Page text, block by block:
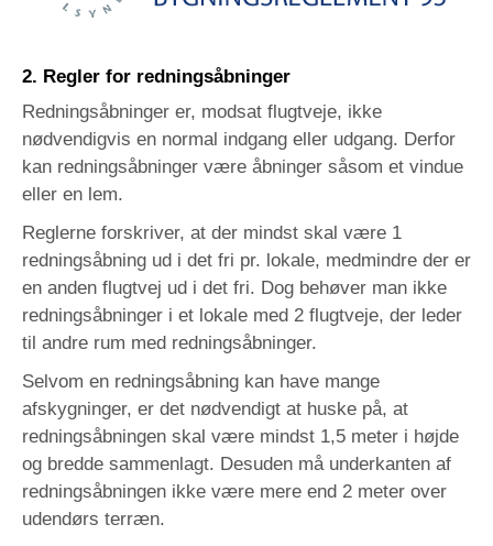
2. Regler for redningsåbninger
Redningsåbninger er, modsat flugtveje, ikke
nødvendigvis en normal indgang eller udgang. Derfor
kan redningsåbninger være åbninger såsom et vindue
eller en lem.
Reglerne forskriver, at der mindst skal være 1
redningsåbning ud i det fri pr. lokale, medmindre der er
en anden flugtvej ud i det fri. Dog behøver man ikke
redningsåbninger i et lokale med 2 flugtveje, der leder
til andre rum med redningsåbninger.
Selvom en redningsåbning kan have mange
afskygninger, er det nødvendigt at huske på, at
redningsåbningen skal være mindst 1,5 meter i højde
og bredde sammenlagt. Desuden må underkanten af
redningsåbningen ikke være mere end 2 meter over
udendørs terræn.